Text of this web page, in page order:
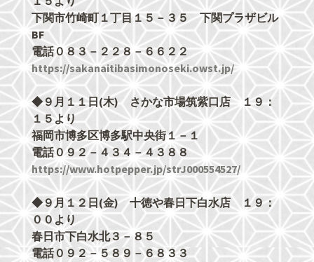
下関市竹崎町１丁目１５－３５ 下関プラザビル
BF
電話０８３－２２８－６６２２
https://sakanaitibasimonoseki.owst.jp/
◆９月１１日(木) さかな市場筑紫口店 １９：
１５より
福岡市博多区博多駅中央街１－１
電話０９２－４３４－４３８８
https://www.hotpepper.jp/strJ000554527/
◆９月１２日(金) 十徳や春日下白水店 １９：
００より
春日市下白水北３－８５
電話０９２－５８９－６８３３